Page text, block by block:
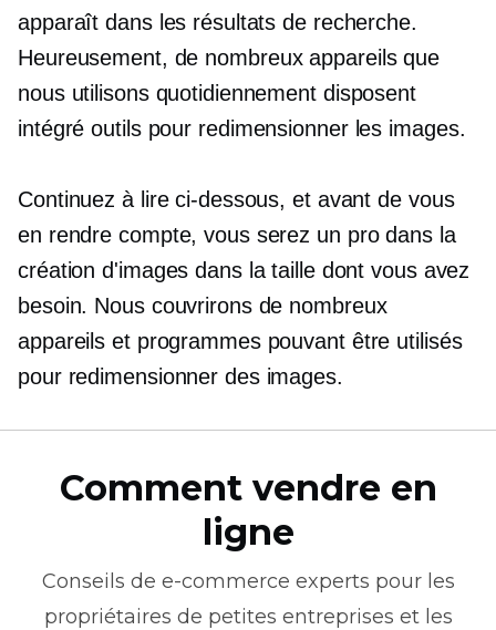
apparaît dans les résultats de recherche.
Heureusement, de nombreux appareils que
nous utilisons quotidiennement disposent
intégré outils pour redimensionner les images.
Continuez à lire ci-dessous, et avant de vous
en rendre compte, vous serez un pro dans la
création d'images dans la taille dont vous avez
besoin. Nous couvrirons de nombreux
appareils et programmes pouvant être utilisés
pour redimensionner des images.
Comment vendre en
ligne
Conseils de e-commerce experts pour les
propriétaires de petites entreprises et les